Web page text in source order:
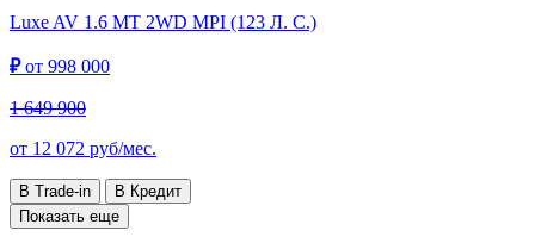
Luxe AV 1.6 МТ 2WD MPI (123 Л. C.)
₽от 998 000
1 649 900
от 12 072 руб/мес.
В Trade-in
В Кредит
Показать еще